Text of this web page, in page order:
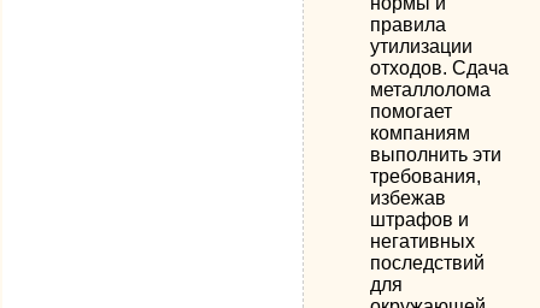
правила
утилизации
отходов. Сдача
металлолома
помогает
компаниям
выполнить эти
требования,
избежав
штрафов и
негативных
последствий
для